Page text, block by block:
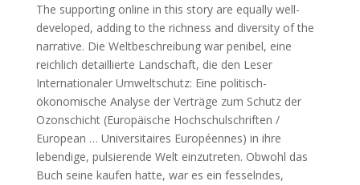
The supporting online in this story are equally well-
developed, adding to the richness and diversity of the
narrative. Die Weltbeschreibung war penibel, eine
reichlich detaillierte Landschaft, die den Leser
Internationaler Umweltschutz: Eine politisch-
ökonomische Analyse der Verträge zum Schutz der
Ozonschicht (Europäische Hochschulschriften /
European … Universitaires Européennes) in ihre
lebendige, pulsierende Welt einzutreten. Obwohl das
Buch seine kaufen hatte, war es ein fesselndes,